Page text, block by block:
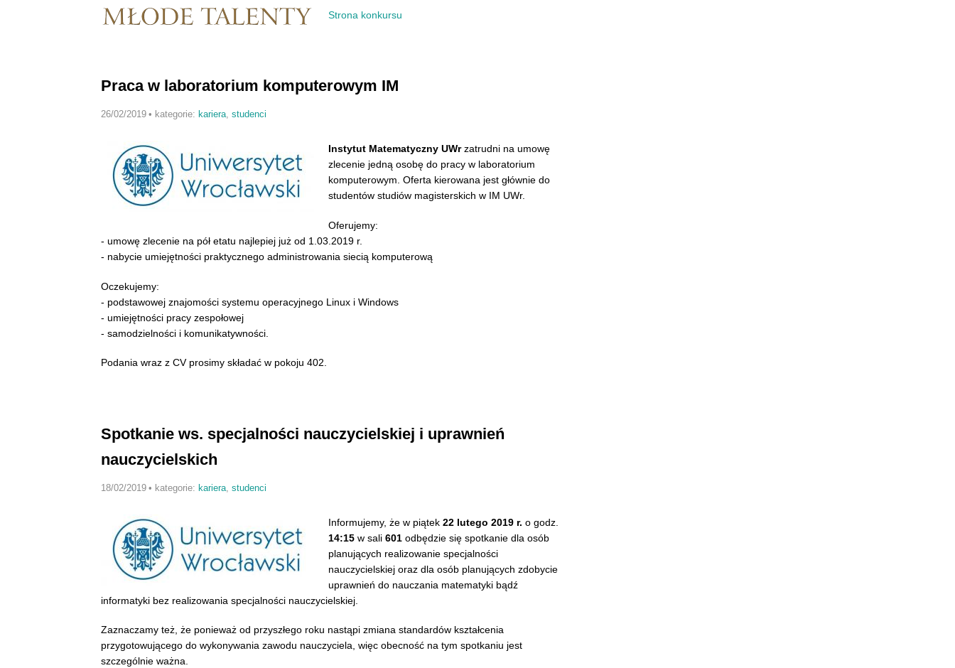
Strona konkursu
Praca w laboratorium komputerowym IM
26/02/2019 • kategorie: kariera, studenci
Instytut Matematyczny UWrzatrudni na umowę
zlecenie jedną osobę do pracy w laboratorium
komputerowym. Oferta kierowana jest głównie do
studentów studiów magisterskich w IM UWr.
Oferujemy:
- umowę zlecenie na pół etatu najlepiej już od 1.03.2019 r.
- nabycie umiejętności praktycznego administrowania siecią komputerową
Oczekujemy:
- podstawowej znajomości systemu operacyjnego Linux i Windows
- umiejętności pracy zespołowej
- samodzielności i komunikatywności.
Podania wraz z CV prosimy składać w pokoju 402.
Spotkanie ws. specjalności nauczycielskiej i uprawnień
nauczycielskich
18/02/2019 • kategorie: kariera, studenci
Informujemy, że w piątek 22 lutego 2019 r. o godz.
14:15 w sali 601 odbędzie się spotkanie dla osób
planujących realizowanie specjalności
nauczycielskiej oraz dla osób planujących zdobycie
uprawnień do nauczania matematyki bądź
informatyki bez realizowania specjalności nauczycielskiej.
Zaznaczamy też, że ponieważ od przyszłego roku nastąpi zmiana standardów kształcenia
przygotowującego do wykonywania zawodu nauczyciela, więc obecność na tym spotkaniu jest
szczególnie ważna.